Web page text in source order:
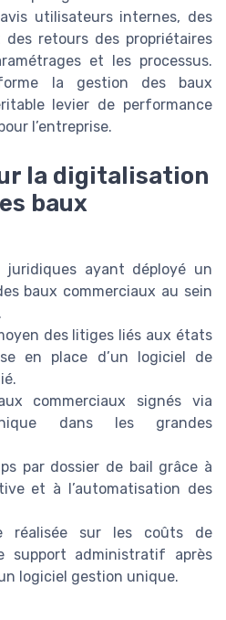
avis utilisateurs internes, des
retours des propriétaires
et les processus.
la gestion des baux
levier de performance
l’entreprise.
la digitalisation
baux
juridiques ayant déployé un
baux commerciaux au sein
des litiges liés aux états
en place d’un logiciel de
commerciaux signés via
dans les grandes
par dossier de bail grâce à
et à l’automatisation des
réalisée sur les coûts de
support administratif après
logiciel gestion unique.